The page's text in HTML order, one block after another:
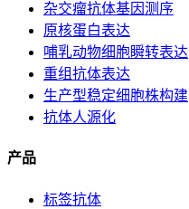
杂交瘤抗体基因测序
原核蛋白表达
哺乳动物细胞瞬转表达
重组抗体表达
生产型稳定细胞株构建
抗体人源化
产品
标签抗体